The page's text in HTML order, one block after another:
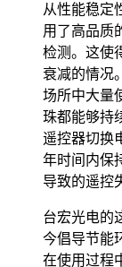
从性能稳定
用了高品质
检测。这使
衰减的情况
场所中大量
珠都能够持
遥控器切换
年时间内保
导致的遥控
台宏光电的
今倡导节能
在使用过程